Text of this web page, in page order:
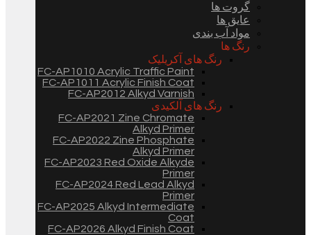
گروت ها
عایق ها
مواد آب بندی
رنگ ها
رنگ های آکریلیک
FC-AP1010 Acrylic Traffic Paint
FC-AP1011 Acrylic Finish Coat
FC-AP2012 Alkyd Varnish
رنگ های آلکیدی
FC-AP2021 Zine Chromate
Alkyd Primer
FC-AP2022 Zine Phosphate
Alkyd Primer
FC-AP2023 Red Oxide Alkyde
Primer
FC-AP2024 Red Lead Alkyd
Primer
FC-AP2025 Alkyd Intermediate
Coat
FC-AP2026 Alkyd Finish Coat